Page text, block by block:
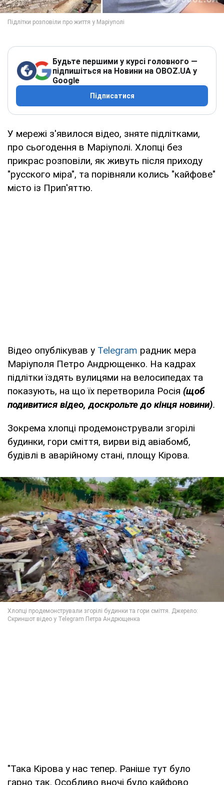
Будьте першими у курсі головного —
підпишіться на Новини на OBOZ.UA у
Google
Підписатися
У мережі з'явилося відео, зняте підлітками,
про сьогодення в Маріуполі. Хлопці без
прикрас розповіли, як живуть після приходу
"русского міра", та порівняли колись "кайфове"
місто із Прип'яттю.
Відео опублікував у Telegram радник мера
Маріуполя Петро Андрющенко. На кадрах
підлітки їздять вулицями на велосипедах та
показують, на що їх перетворила Росія (щоб
подивитися відео, доскрольте до кінця новини).
Зокрема хлопці продемонстрували згорілі
будинки, гори сміття, вирви від авіабомб,
будівлі в аварійному стані, площу Кірова.
"Така Кірова у нас тепер. Раніше тут було
гарно так. Особливо вночі було кайфово